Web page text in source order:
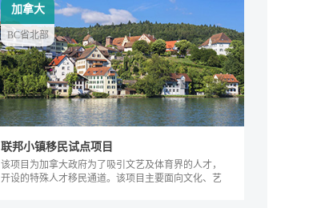
联邦小镇移民试点项目
该项目为加拿大政府为了吸引文艺及体育界的人才，
开设的特殊人才移民通道。该项目主要面向文化、艺
加拿大
BC省北部